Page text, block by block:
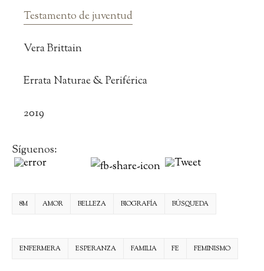
Testamento de juventud
Vera Brittain
Errata Naturae & Periférica
2019
Síguenos:
8M AMOR BELLEZA BIOGRAFÍA BÚSQUEDA
ENFERMERA ESPERANZA FAMILIA FE FEMINISMO